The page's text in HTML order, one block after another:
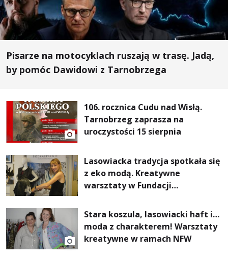
Pisarze na motocyklach ruszają w trasę. Jadą,
by pomóc Dawidowi z Tarnobrzega
106. rocznica Cudu nad Wisłą.
Tarnobrzeg zaprasza na
uroczystości 15 sierpnia
Lasowiacka tradycja spotkała się
z eko modą. Kreatywne
warsztaty w Fundacji
Stara koszula, lasowiacki haft i…
moda z charakterem! Warsztaty
kreatywne w ramach NFW